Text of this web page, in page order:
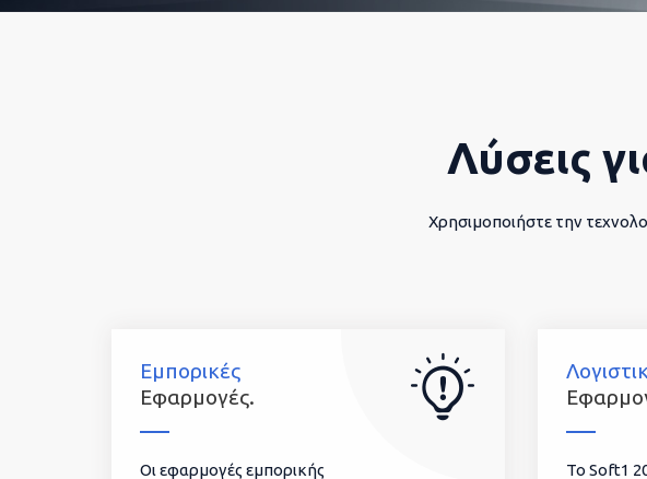
Λύσεις
Χρησιμοποιήστε την
Εμπορικές
Εφαρμογές.
Οι εφαρμογές εμπορικής
To Soft1